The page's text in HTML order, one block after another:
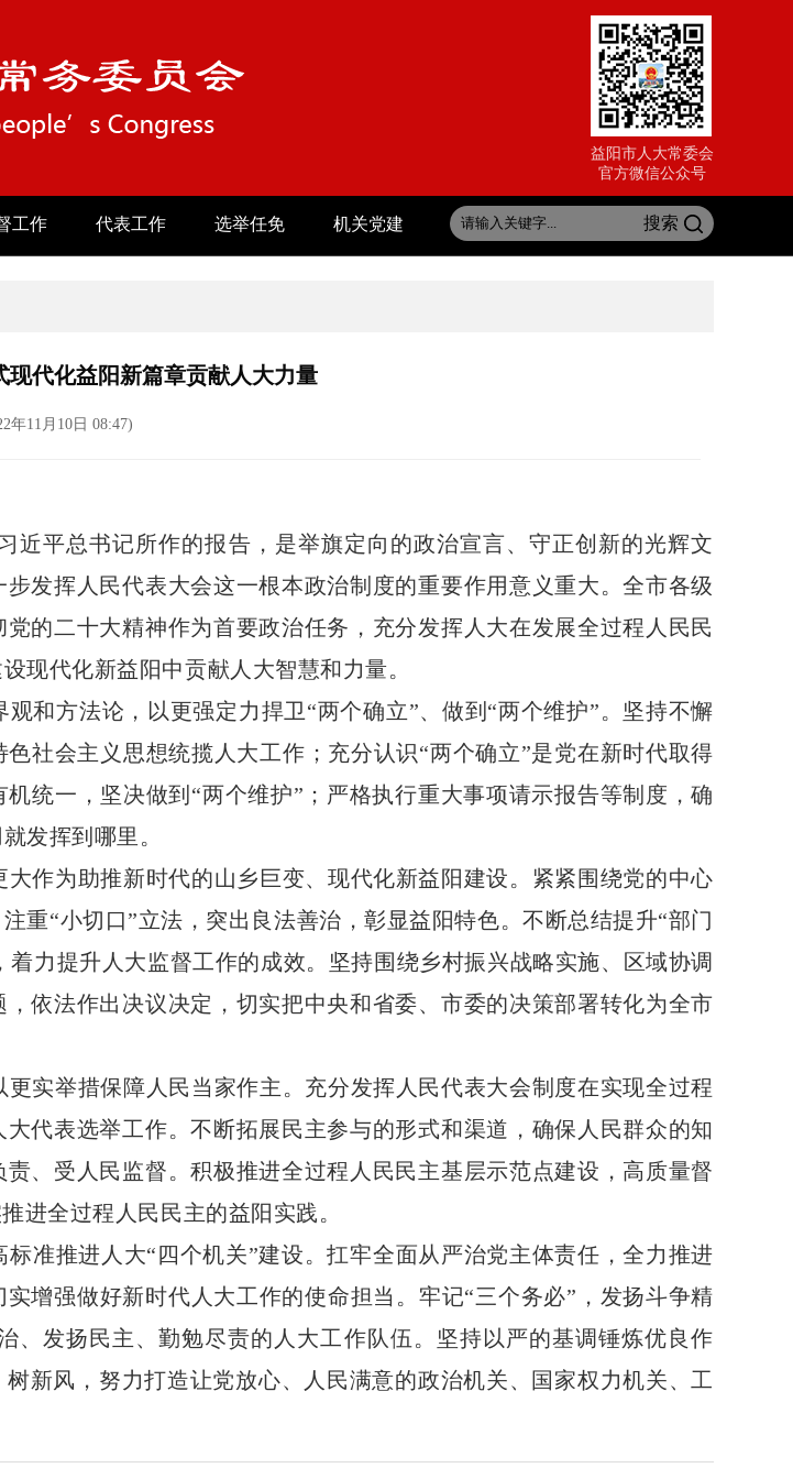
益阳市人大常委会
官方微信公众号
工作 代表工作 选举任免 机关党建 搜索
现代化益阳新篇章贡献人大力量
年11月10日 08:47)
近平总书记所作的报告，是举旗定向的政治宣言、守正创新的光辉文
发挥人民代表大会这一根本政治制度的重要作用意义重大。全市各级
的二十大精神作为首要政治任务，充分发挥人大在发展全过程人民民
现代化新益阳中贡献人大智慧和力量。
和方法论，以更强定力捍卫“两个确立”、做到“两个维护”。坚持不懈
社会主义思想统揽人大工作；充分认识“两个确立”是党在新时代取得
统一，坚决做到“两个维护”；严格执行重大事项请示报告等制度，确
发挥到哪里。
作为助推新时代的山乡巨变、现代化新益阳建设。紧紧围绕党的中心
重“小切口”立法，突出良法善治，彰显益阳特色。不断总结提升“部门
力提升人大监督工作的成效。坚持围绕乡村振兴战略实施、区域协调
依法作出决议决定，切实把中央和省委、市委的决策部署转化为全市
实举措保障人民当家作主。充分发挥人民代表大会制度在实现全过程
代表选举工作。不断拓展民主参与的形式和渠道，确保人民群众的知
、受人民监督。积极推进全过程人民民主基层示范点建设，高质量督
进全过程人民民主的益阳实践。
准推进人大“四个机关”建设。扛牢全面从严治党主体责任，全力推进
增强做好新时代人大工作的使命担当。牢记“三个务必”，发扬斗争精
发扬民主、勤勉尽责的人大工作队伍。坚持以严的基调锤炼优良作
新风，努力打造让党放心、人民满意的政治机关、国家权力机关、工